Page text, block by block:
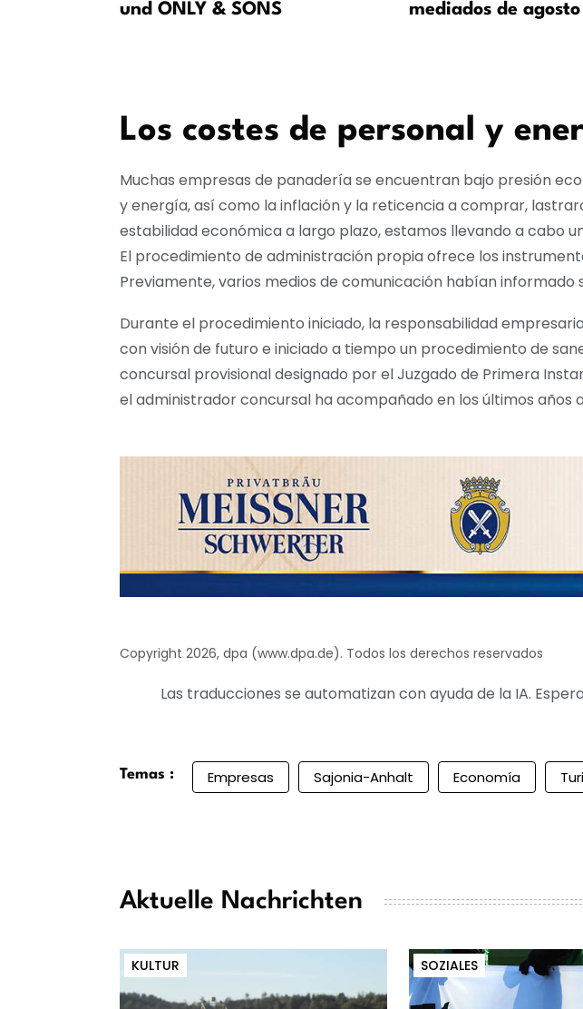
und ONLY & SONS
mediados de agosto
Los costes de personal y
Muchas empresas de panadería se encuentran bajo presión
y energía, así como la inflación y la reticencia a comprar,
estabilidad económica a largo plazo, estamos llevando a cabo
El procedimiento de administración propia ofrece los
Previamente, varios medios de comunicación habían informado
Durante el procedimiento iniciado, la responsabilidad
con visión de futuro e iniciado a tiempo un procedimiento de
concursal provisional designado por el Juzgado de Primera
el administrador concursal ha acompañado en los últimos años
Copyright 2026, dpa (www.dpa.de). Todos los derechos reservados
Las traducciones se automatizan con ayuda de la IA.
Temas : Empresas Sajonia-Anhalt Economía
Aktuelle Nachrichten
KULTUR SOZIALES